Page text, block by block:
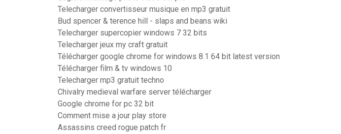
Telecharger convertisseur musique en mp3 gratuit
Bud spencer & terence hill - slaps and beans wiki
Telecharger supercopier windows 7 32 bits
Telecharger jeux my craft gratuit
Télécharger google chrome for windows 8.1 64 bit latest version
Télécharger film & tv windows 10
Telecharger mp3 gratuit techno
Chivalry medieval warfare server télécharger
Google chrome for pc 32 bit
Comment mise a jour play store
Assassins creed rogue patch fr